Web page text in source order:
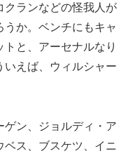
クランなどの怪我人が
か。ベンチにもキャ
と、アーセナルなり
いえば、ウィルシャー
ン、ジョルディ・ア
ベス、ブスケツ、イニ